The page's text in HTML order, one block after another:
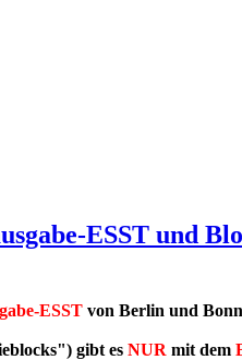
ESST und
ESST von Berlin und
gibt es NUR mit dem